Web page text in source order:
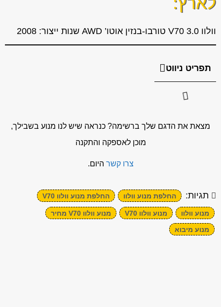
וולוו V70 3.0 טורבו-בנזין אוטו’ AWD שנות ייצור: 2008
תפריט ניווט
מצאת את הדגם שלך ברשימה? כנראה שיש לנו מנוע בשבילך,
מוכן לאספקה והתקנה
צרו קשר היום.
תגיות: החלפת מנוע וולוו החלפת מנוע וולוו V70
מנוע וולוו מנוע וולוו V70 מנוע וולוו V70 מחיר
מנוע מיבוא